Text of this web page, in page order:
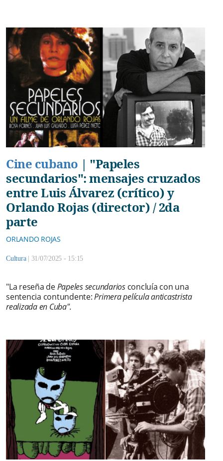
Cine cubano | "Papeles
secundarios": mensajes cruzados
entre Luis Álvarez (crítico) y
Orlando Rojas (director) / 2da
parte
ORLANDO ROJAS
Cultura | 31/07/2025 - 15:15
"La reseña dePapeles secundarios concluía con una
sentencia contundente:Primera película anticastrista
realizada en Cuba".